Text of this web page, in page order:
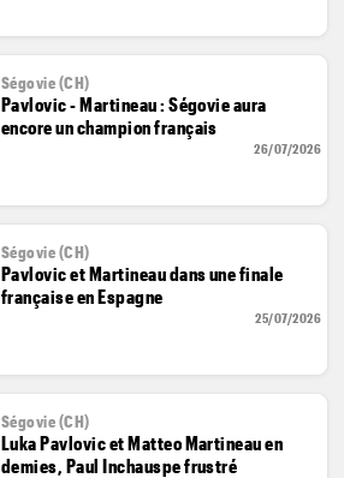
Ségovie (CH)
Pavlovic - Martineau : Ségovie aura
encore un champion français
26/07/2026
Ségovie (CH)
Pavlovic et Martineau dans une finale
française en Espagne
25/07/2026
Ségovie (CH)
Luka Pavlovic et Matteo Martineau en
demies, Paul Inchauspe frustré